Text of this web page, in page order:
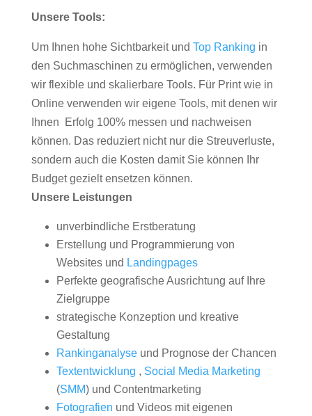
Unsere Tools:
Um Ihnen hohe Sichtbarkeit und Top Ranking in
den Suchmaschinen zu ermöglichen, verwenden
wir flexible und skalierbare Tools. Für Print wie in
Online verwenden wir eigene Tools, mit denen wir
Ihnen Erfolg 100% messen und nachweisen
können. Das reduziert nicht nur die Streuverluste,
sondern auch die Kosten damit Sie können Ihr
Budget gezielt ensetzen können.
Unsere Leistungen
unverbindliche Erstberatung
Erstellung und Programmierung von
Websites und Landingpages
Perfekte geografische Ausrichtung auf Ihre
Zielgruppe
strategische Konzeption und kreative
Gestaltung
Rankinganalyseund Prognose der Chancen
Textentwicklung , Social Media Marketing
(SMM) und Contentmarketing
Fotografien und Videos mit eigenen